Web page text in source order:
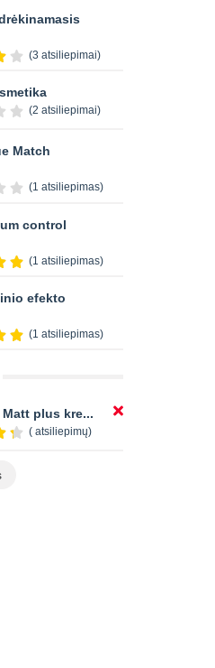
(3 atsiliepimai)
(2 atsiliepimai)
Match
(1 atsiliepimas)
control
(1 atsiliepimas)
efekto
(1 atsiliepimas)
plus kre...
( atsiliepimų)